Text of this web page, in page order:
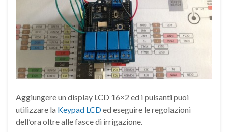
Aggiungere un display LCD 16×2 ed i pulsanti puoi
utilizzare la Keypad LCDed eseguire le regolazioni
dell’ora oltre alle fasce di irrigazione.